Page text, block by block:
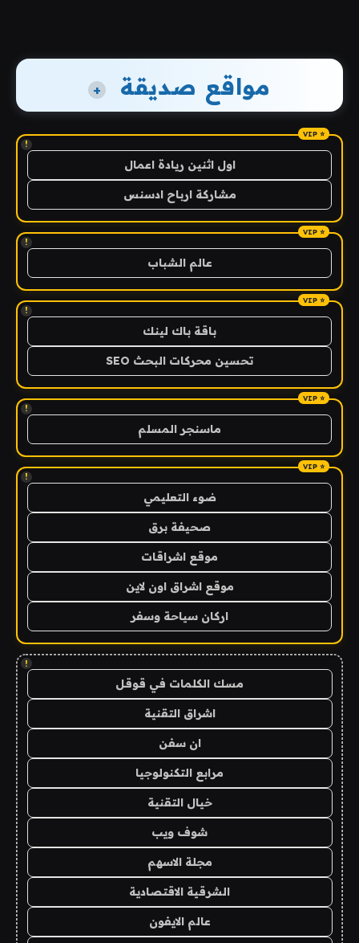
مواقع صديقة +
!
اول اثنين ريادة اعمال
مشاركة ارباح ادسنس
!
عالم الشباب
!
باقة باك لينك
تحسين محركات البحث SEO
!
ماسنجر المسلم
!
ضوء التعليمي
صحيفة برق
موقع اشراقات
موقع اشراق اون لاين
اركان سياحة وسفر
!
مسك الكلمات في قوقل
اشراق التقنية
ان سفن
مرابع التكنولوجيا
خيال التقنية
شوف ويب
مجلة الاسهم
الشرقية الاقتصادية
عالم الايفون